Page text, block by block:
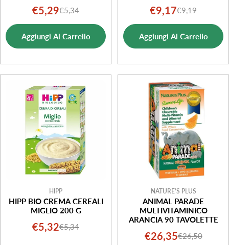
Prezzo
di
vendita
€5,29Prezzo
normale
€5,34
Aggiungi Al Carrello
Prezzo
di
vendita
€9,17Prezzo
normale
€9,19
Aggiungi Al Carrello
HIPP
HIPP BIO CREMA CEREALI
MIGLIO 200 G
Prezzo
€5,32Prezzo
€5,34
NATURE'S PLUS
ANIMAL PARADE
MULTIVITAMINICO
ARANCIA 90 TAVOLETTE
Prezzo
€26,35Prezzo
€26,50